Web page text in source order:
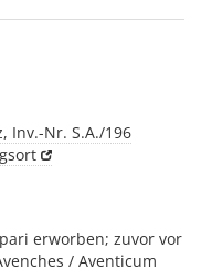
Inv.-Nr. S.A./196
erworben; zuvor vor
/ Aventicum